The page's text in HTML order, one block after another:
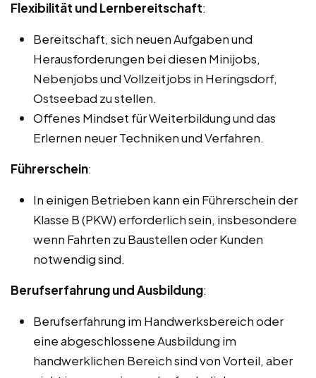
Flexibilität und Lernbereitschaft:
Bereitschaft, sich neuen Aufgaben und
Herausforderungen bei diesen Minijobs,
Nebenjobs und Vollzeitjobs in Heringsdorf,
Ostseebad zu stellen.
Offenes Mindset für Weiterbildung und das
Erlernen neuer Techniken und Verfahren.
Führerschein:
In einigen Betrieben kann ein Führerschein der
Klasse B (PKW) erforderlich sein, insbesondere
wenn Fahrten zu Baustellen oder Kunden
notwendig sind.
Berufserfahrung und Ausbildung:
Berufserfahrung im Handwerksbereich oder
eine abgeschlossene Ausbildung im
handwerklichen Bereich sind von Vorteil, aber